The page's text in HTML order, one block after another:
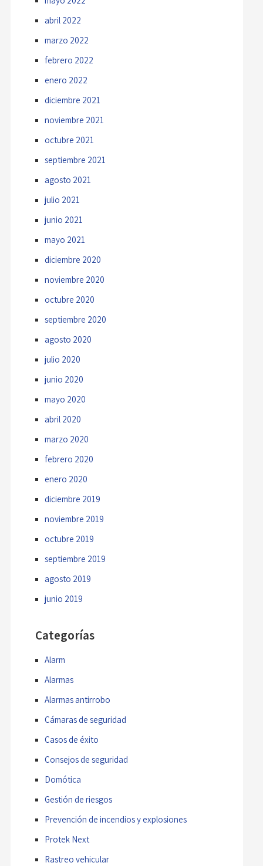
abril 2022
marzo 2022
febrero 2022
enero 2022
diciembre 2021
noviembre 2021
octubre 2021
septiembre 2021
agosto 2021
julio 2021
junio 2021
mayo 2021
diciembre 2020
noviembre 2020
octubre 2020
septiembre 2020
agosto 2020
julio 2020
junio 2020
mayo 2020
abril 2020
marzo 2020
febrero 2020
enero 2020
diciembre 2019
noviembre 2019
octubre 2019
septiembre 2019
agosto 2019
junio 2019
Categorías
Alarm
Alarmas
Alarmas antirrobo
Cámaras de seguridad
Casos de éxito
Consejos de seguridad
Domótica
Gestión de riesgos
Prevención de incendios y explosiones
Protek Next
Rastreo vehicular